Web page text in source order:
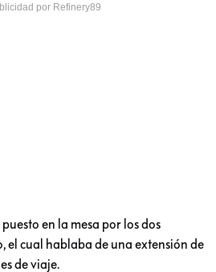
por Refinery89
en la mesa por los dos
el cual hablaba de una extensión de
de viaje.